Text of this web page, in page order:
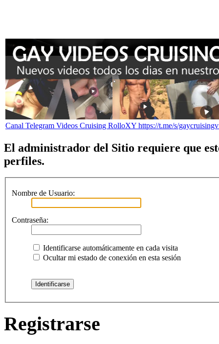
Canal Telegram Videos Cruising RolloXY https://t.me/s/
El administrador del Sitio requiere que
perfiles.
Nombre de Usuario:
Contraseña:
Identificarse automáticamente en cada visita
Ocultar mi estado de conexión en esta sesión
Registrarse